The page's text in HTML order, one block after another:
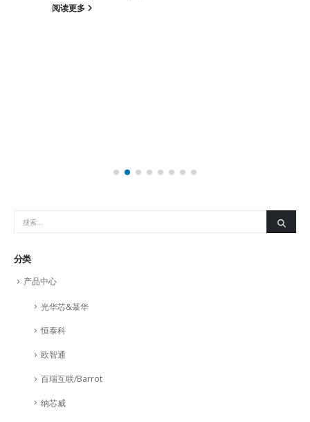
阅读更多
分类
产品中心
光华芯&菉华
恒泰科
欧智通
百瑞互联/Barrot
纳芯威